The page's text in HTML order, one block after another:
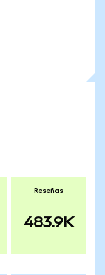
Reseñas
483.9K